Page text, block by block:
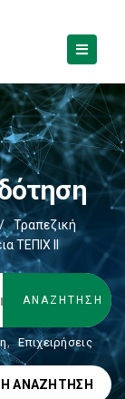
Τραπεζική
ΤΕΠΙΧ ΙΙ
, Επιχειρήσεις
ΑΝΑΖΉΤΗΣΗ